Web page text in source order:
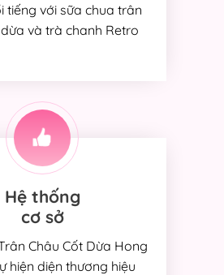
tiếng với sữa chua trân
và trà chanh Retro
Hệ thống
cơ sở
Châu Cốt Dừa Hong
hiện diện thương hiệu